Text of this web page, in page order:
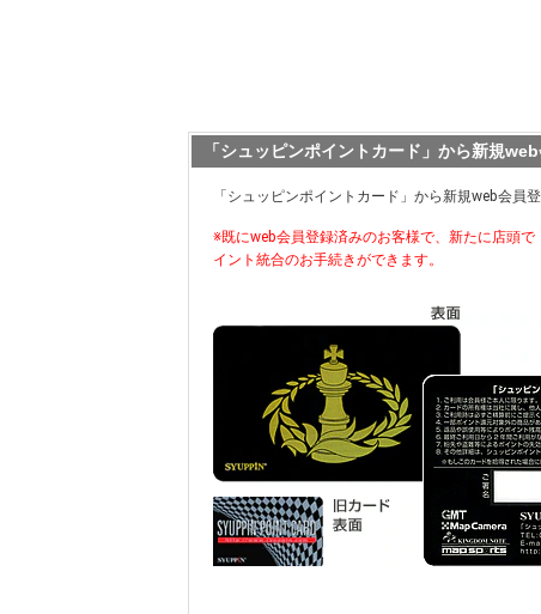
「シュッピンポイントカード」から新規
「シュッピンポイントカード」から新規web会員
※既にweb会員登録済みのお客様で、新たに店頭
イント統合のお手続きができます。